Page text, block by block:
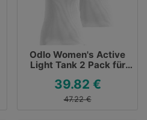
Odlo Women's Active
Light Tank 2 Pack für
39.82 €
47.22 €